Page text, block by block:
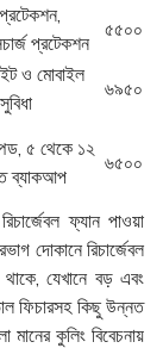
প্রটেকশন
৫৫০০
ও মোবাইল
৬৯৫০
৫ থেকে ১২
ব্যাকআপ
৬৫০০
ফ্যান পাওয়া
দোকানে রিচার্জেবল
যেখানে বড় এবং
ফিচারসহ কিছু উন্নত
কুলিং বিবেচনায়